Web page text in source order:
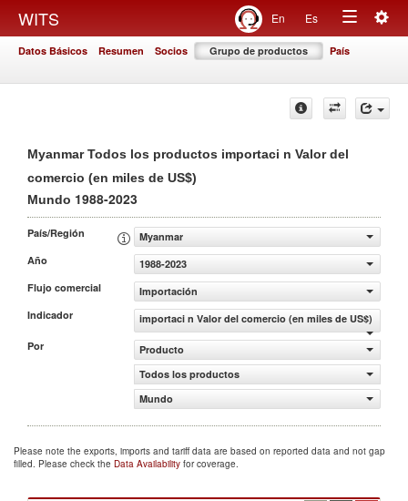
WITS En Es
Toggle
Datos Básicos Resumen Socios Grupo de productos País
Myanmar Todos los productos importaci n Valor del
comercio (en miles de US$)
Mundo 1988-2023
País/Región
Myanmar
Año
1988-2023
Flujo comercial
Importación
Indicador
importaci n Valor del comercio (en miles de US$)
Por
Producto
Todos los productos
Mundo
Please note the exports, imports and tariff data are based on reported data and not gap
filled. Please check the Data Availability for coverage.